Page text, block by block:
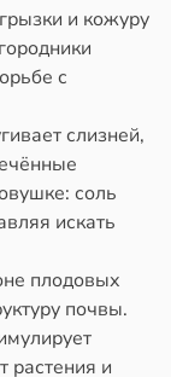
и кожуру
с
слизней,
соль
искать
плодовых
почвы.
растения и